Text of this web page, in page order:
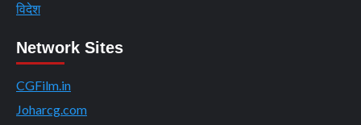
विदेश
Network Sites
CGFilm.in
Joharcg.com